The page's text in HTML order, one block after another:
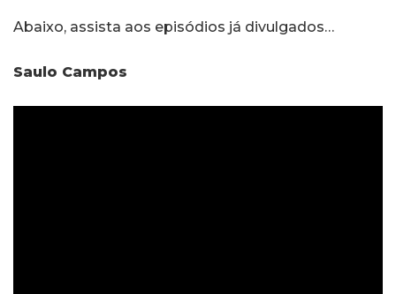
Abaixo, assista aos episódios já divulgados…
Saulo Campos